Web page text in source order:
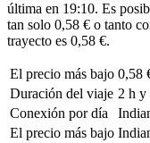
última en 19:10. Es
tan solo 0,58 € o tanto
trayecto es 0,58 €.
El precio más bajo 0,58
Duración del viaje 2 h y
Conexión por día
El precio más bajo